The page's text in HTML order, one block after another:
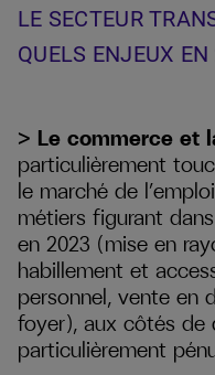
LE SECTEUR
QUELS ENJEUX
> Le commerce et
particulièrement
le marché de
métiers figurant
en 2023 (mise en
habillement et
personnel, vente en
foyer), aux côtés de
particulièrement